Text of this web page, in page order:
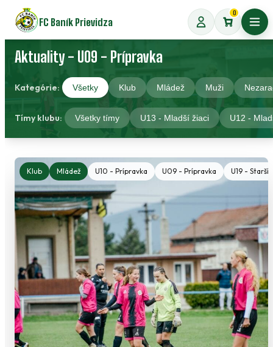
Preskočiť
na
obsah
FC Baník Prievidza
0
Aktuality - U09 - Prípravka
Kategórie: Všetky Klub Mládež Muži
Tímy klubu: Všetky tímy U13 - Mladší žiaci U12 -
Klub Mládež U10 - Prípravka U09 - Prípravka U19 - Starší